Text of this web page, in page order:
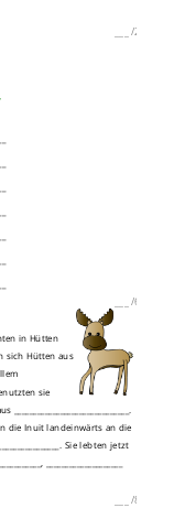
/2P
/6P
in Hütten
sich Hütten aus
benutzten sie
die Inuit landeinwärts an die
Sie lebten jetzt
____________________
/8P